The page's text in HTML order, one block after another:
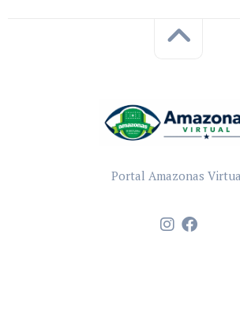
Portal Amazonas